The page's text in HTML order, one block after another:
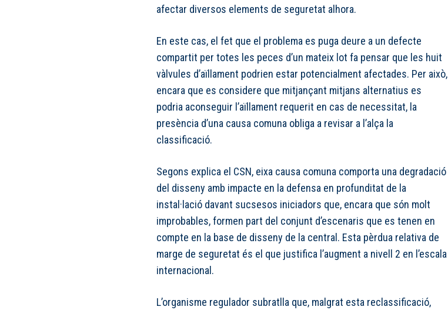
afectar diversos elements de seguretat alhora.
En este cas, el fet que el problema es puga deure a un defecte
compartit per totes les peces d’un mateix lot fa pensar que les huit
vàlvules d’aïllament podrien estar potencialment afectades. Per això,
encara que es considere que mitjançant mitjans alternatius es
podria aconseguir l’aïllament requerit en cas de necessitat, la
presència d’una causa comuna obliga a revisar a l’alça la
classificació.
Segons explica el CSN, eixa causa comuna comporta una degradació
del disseny amb impacte en la defensa en profunditat de la
instal·lació davant sucsesos iniciadors que, encara que són molt
improbables, formen part del conjunt d’escenaris que es tenen en
compte en la base de disseny de la central. Esta pèrdua relativa de
marge de seguretat és el que justifica l’augment a nivell 2 en l’escala
internacional.
L’organisme regulador subratlla que, malgrat esta reclassificació,